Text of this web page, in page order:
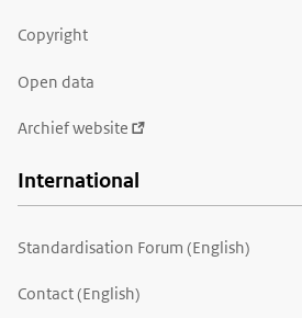
Copyright
Open data
Archief website
International
Standardisation Forum (English)
Contact (English)